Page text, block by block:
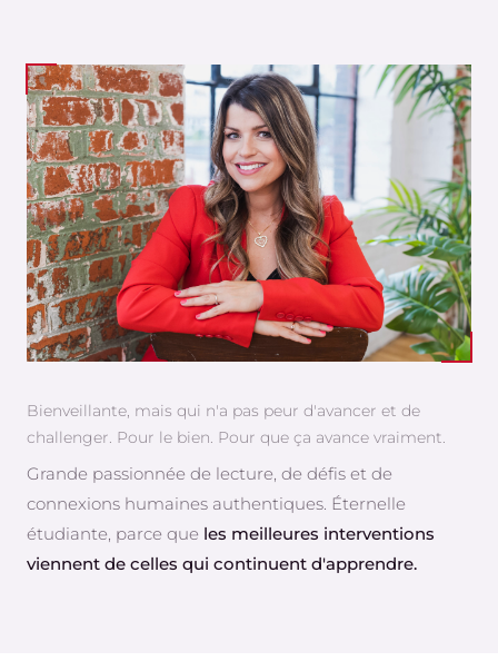
Bienveillante, mais qui n'a pas peur d'avancer et de
challenger. Pour le bien. Pour que ça avance vraiment.
Grande passionnée de lecture, de défis et de
connexions humaines authentiques. Éternelle
étudiante, parce que les meilleures interventions
viennent de celles qui continuent d'apprendre.